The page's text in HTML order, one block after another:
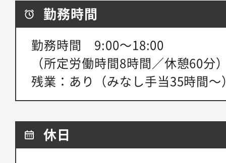
勤務時間
勤務時間 9:00～18:00
（所定労働時間8時間／休憩60分
残業：あり（みなし手当35時間～
休日